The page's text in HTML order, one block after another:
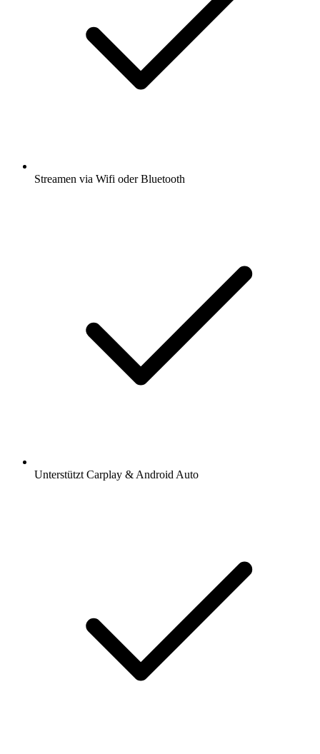
Streamen via Wifi oder Bluetooth
Unterstützt Carplay & Android Auto